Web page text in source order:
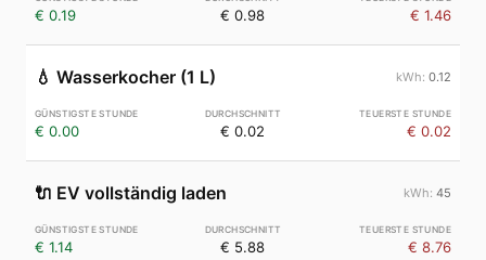
€ 0.19 € 0.98 € 1.46
💧 Wasserkocher (1 L) 0.12
€ 0.00 € 0.02 € 0.02
🔌 EV vollständig laden 45
€ 1.14 € 5.88 € 8.76